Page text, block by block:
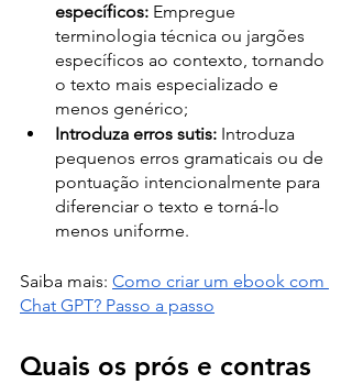
específicos: Empregue
terminologia técnica ou jargões
específicos ao contexto, tornando
o texto mais especializado e
menos genérico;
Introduza erros sutis: Introduza
pequenos erros gramaticais ou de
pontuação intencionalmente para
diferenciar o texto e torná-lo
menos uniforme.
Saiba mais: Como criar um ebook com
Chat GPT? Passo a passo
Quais os prós e contras